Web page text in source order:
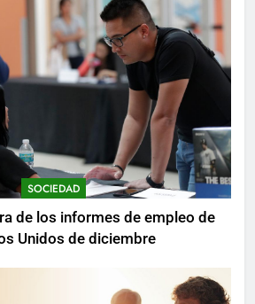
SOCIEDAD
de los informes de empleo de
Unidos de diciembre